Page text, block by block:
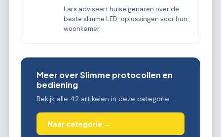
Lars adviseert huiseigenaren over de
beste slimme LED-oplossingen voor hun
woonkamer.
Meer over Slimme protocollen en
bediening
Bekijk alle 42 artikelen in deze categorie.
Naar categorie →